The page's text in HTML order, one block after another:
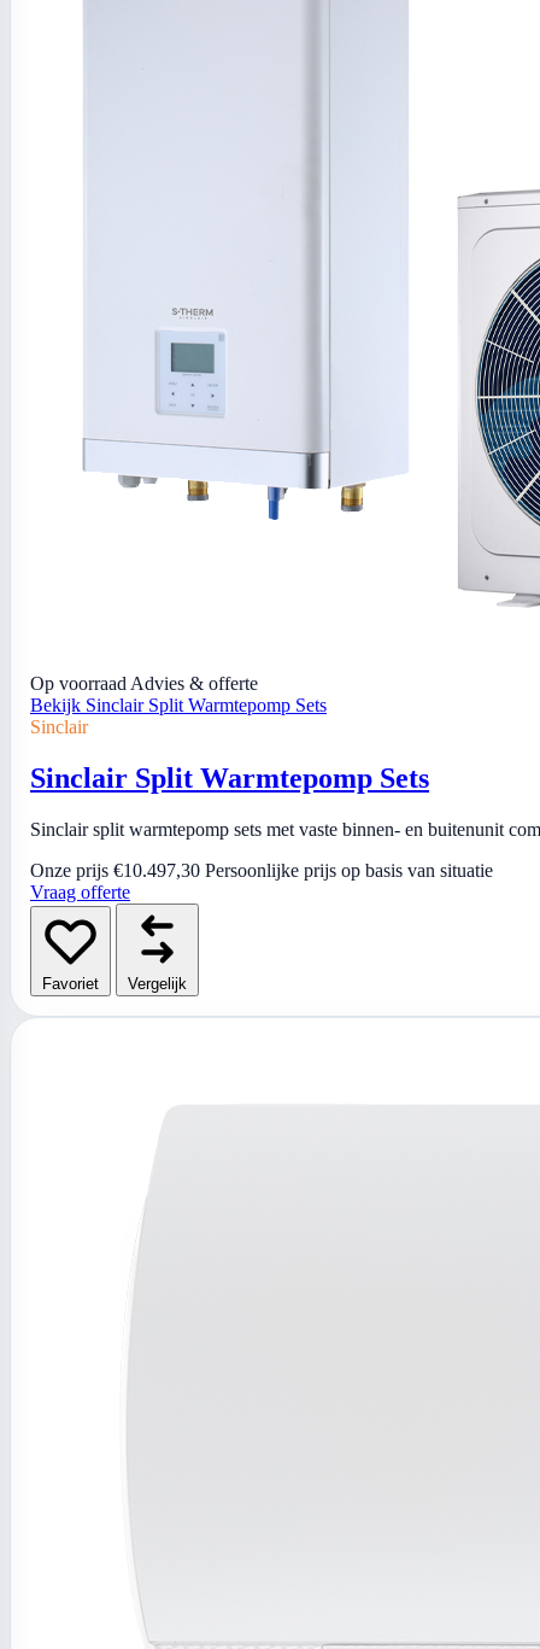
Op voorraad Advies & offerte
Bekijk Sinclair Split Warmtepomp Sets
Sinclair
Sinclair Split Warmtepomp Sets
Sinclair split warmtepomp sets met vaste binnen- en buitenunit
Onze prijs €10.497,30 Persoonlijke prijs op basis van situatie
Vraag offerte
Favoriet Vergelijk